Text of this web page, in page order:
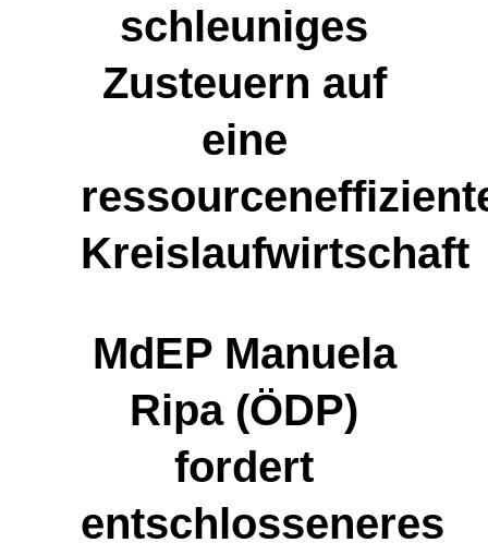
schleuniges
Zusteuern auf
eine
Kreislaufwirtschaft
MdEP Manuela
Ripa (ÖDP)
fordert
entschlosseneres